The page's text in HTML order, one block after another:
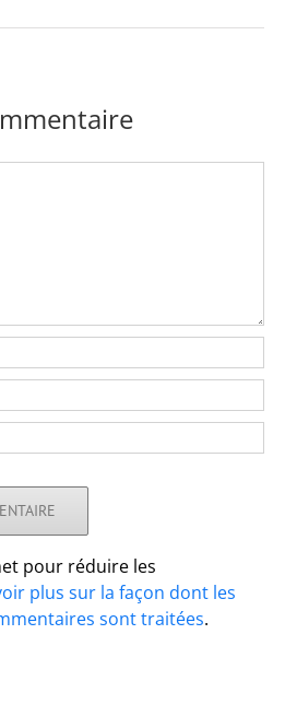
pour réduire les
plus sur la façon dont les
sont traitées.